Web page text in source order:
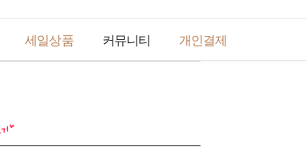
세일상품 커뮤니티 개인결제